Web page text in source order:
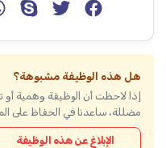
هل هذه الوظيفة مشبوهة؟
إذا لاحظت أن الوظيفة وهمية
مضللة، ساعدنا في الحفاظ على
الإبلاغ عن هذه الوظيفة